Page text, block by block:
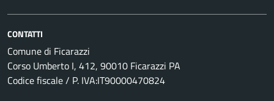
CONTATTI
Comune di Ficarazzi
Corso Umberto I, 412, 90010 Ficarazzi PA
Codice fiscale / P. IVA:IT90000470824